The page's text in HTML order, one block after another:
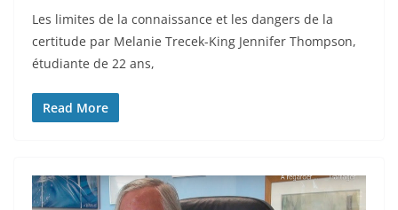
Les limites de la connaissance et les dangers de la
certitude par Melanie Trecek-King Jennifer Thompson,
étudiante de 22 ans,
Read More